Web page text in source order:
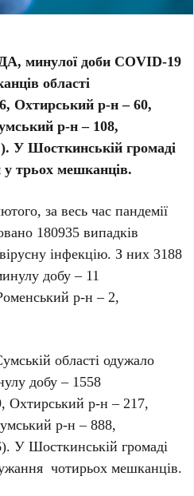
минулої доби COVID-19
області
Охтирський р-н – 60,
р-н – 108,
У Шосткинській громаді
трьох мешканців.
за весь час пандемії
180935 випадків
інфекцію. З них 3188
добу – 11
р-н – 2,
області одужало
добу – 1558
Охтирський р-н – 217,
р-н – 888,
У Шосткинській громаді
чотирьох мешканців.